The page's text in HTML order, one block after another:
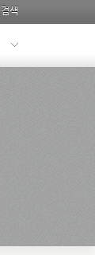
검색